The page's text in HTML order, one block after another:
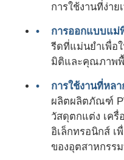
สายดัดแผ่น PVC
เครื่องกลมกลมกลมกลม
การใช้งานที่ง่า
การออกแบบแ
รีดที่แม่นยำเพื่อ
มิติและคุณภาพ
การใช้งานที่หล
ผลิตผลิตภัณฑ์
วัสดุตกแต่ง เค
อิเล็กทรอนิกส์ เ
ของอุตสาหกรร